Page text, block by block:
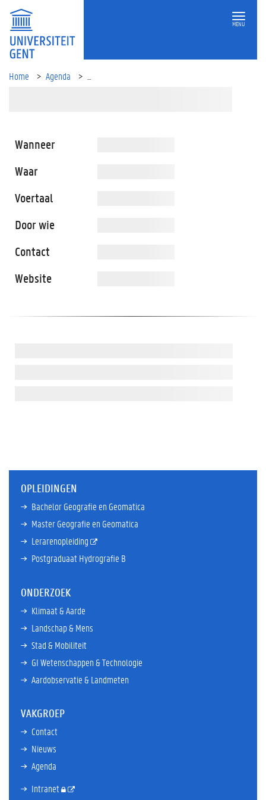
MENU
Home Agenda
Wanneer
Waar
Voertaal
Door wie
Contact
Website
OPLEIDINGEN
Bachelor Geografie en Geomatica
Master Geografie en Geomatica
Lerarenopleiding
Postgraduaat Hydrografie B
ONDERZOEK
Klimaat & Aarde
Landschap & Mens
Stad & Mobiliteit
GI Wetenschappen & Technologie
Aardobservatie & Landmeten
VAKGROEP
Contact
Nieuws
Agenda
Intranet